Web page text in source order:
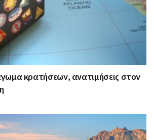
κρατήσεων, ανατιμήσεις στον